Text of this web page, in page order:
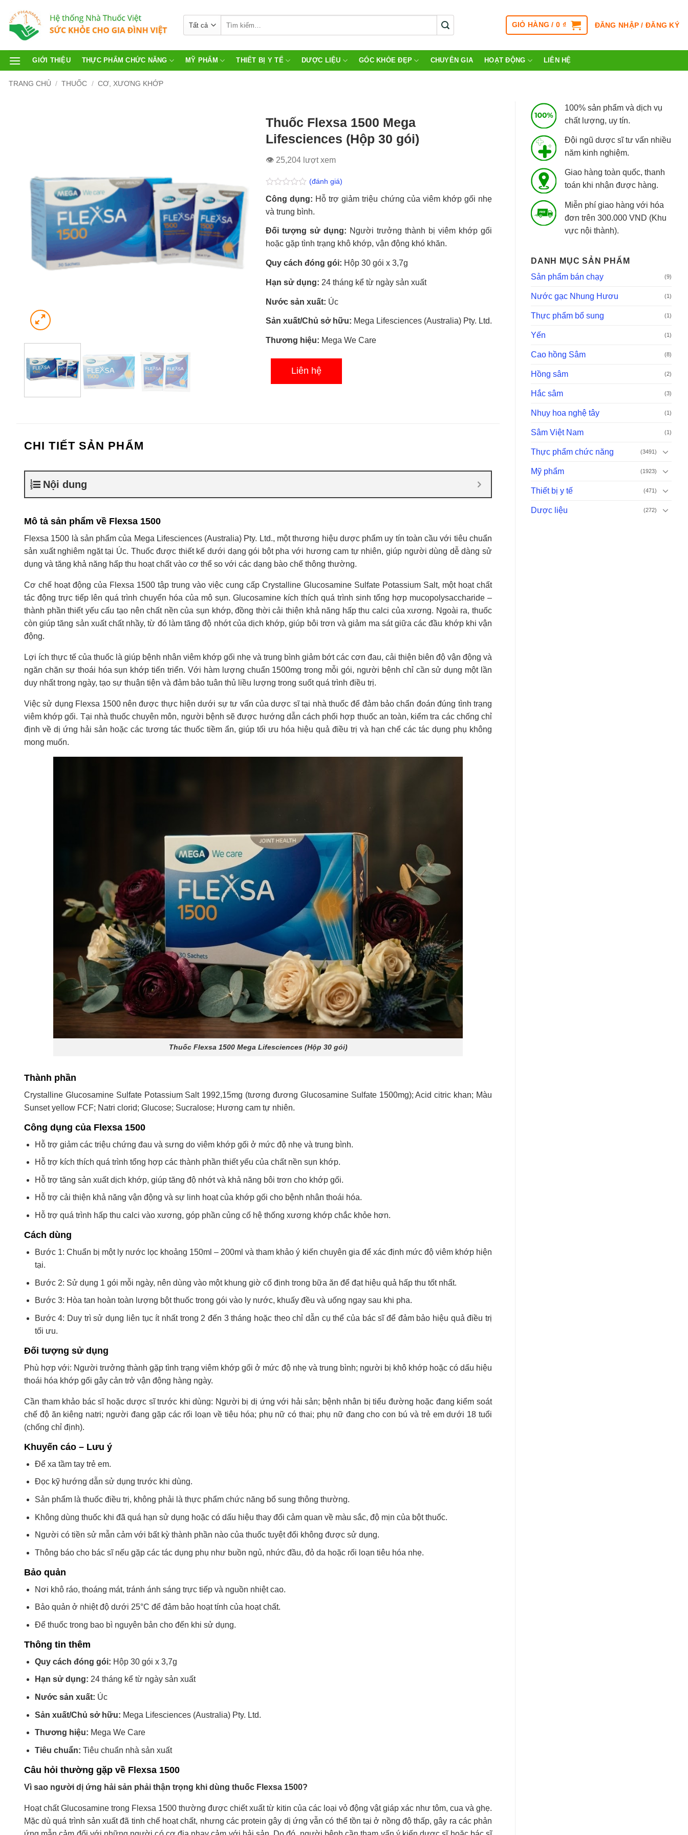
GIỎ HÀNG /0 ₫ ĐĂNG NHẬP / ĐĂNG KÝ
GIỚI THIỆU THỰC PHẨM CHỨC NĂNG MỸ PHẨM THIẾT BỊ Y TẾ DƯỢC LIỆU GÓC KHỎE ĐẸP CHUYÊN GIA HOẠT ĐỘNG LIÊN HỆ
TRANG CHỦ / THUỐC / CƠ, XƯƠNG KHỚP
100% sản phẩm và dịch vụ
chất lượng, uy tín.
Đội ngũ dược sĩ tư vấn nhiều
năm kinh nghiệm.
Giao hàng toàn quốc, thanh
toán khi nhận được hàng.
Miễn phí giao hàng với hóa
đơn trên 300.000 VND (Khu
vực nội thành).
DANH MỤC SẢN PHẨM
Sản phẩm bán chạy
(9)
Nước gạc Nhung Hươu (1)
Thực phẩm bổ sung (1)
Yến (1)
Cao hồng Sâm (8)
Hồng sâm (2)
Hắc sâm (3)
Nhụy hoa nghệ tây (1)
Sâm Việt Nam (1)
Thực phẩm chức năng (3491)
Mỹ phẩm (1923)
Thiết bị y tế (471)
Dược liệu (272)
Thuốc Flexsa 1500 Mega
Lifesciences (Hộp 30 gói)
👁 25,204 lượt xem
Được
xếp
hạng
5
sao
(đánh giá)
Công dụng: Hỗ trợ giảm triệu chứng của viêm khớp gối nhẹ
và trung bình.
Đối tượng sử dụng: Người trưởng thành bị viêm khớp gối
hoặc gặp tình trạng khô khớp, vận động khó khăn.
Quy cách đóng gói: Hộp 30 gói x 3,7g
Hạn sử dụng: 24 tháng kể từ ngày sản xuất
Nước sản xuất: Úc
Sản xuất/Chủ sở hữu: Mega Lifesciences (Australia) Pty. Ltd.
Thương hiệu: Mega We Care
Liên hệ
CHI TIẾT SẢN PHẨM
Nội dung
Mô tả sản phẩm về Flexsa 1500
Flexsa 1500 là sản phẩm của Mega Lifesciences (Australia) Pty. Ltd., một thương hiệu dược phẩm uy tín toàn cầu với tiêu chuẩn
sản xuất nghiêm ngặt tại Úc. Thuốc được thiết kế dưới dạng gói bột pha với hương cam tự nhiên, giúp người dùng dễ dàng sử
dụng và tăng khả năng hấp thu hoạt chất vào cơ thể so với các dạng bào chế thông thường.
Cơ chế hoạt động của Flexsa 1500 tập trung vào việc cung cấp Crystalline Glucosamine Sulfate Potassium Salt, một hoạt chất
tác động trực tiếp lên quá trình chuyển hóa của mô sụn. Glucosamine kích thích quá trình sinh tổng hợp mucopolysaccharide –
thành phần thiết yếu cấu tạo nên chất nền của sụn khớp, đồng thời cải thiện khả năng hấp thu calci của xương. Ngoài ra, thuốc
còn giúp tăng sản xuất chất nhầy, từ đó làm tăng độ nhớt của dịch khớp, giúp bôi trơn và giảm ma sát giữa các đầu khớp khi vận
động.
Lợi ích thực tế của thuốc là giúp bệnh nhân viêm khớp gối nhẹ và trung bình giảm bớt các cơn đau, cải thiện biên độ vận động và
ngăn chặn sự thoái hóa sụn khớp tiến triển. Với hàm lượng chuẩn 1500mg trong mỗi gói, người bệnh chỉ cần sử dụng một lần
duy nhất trong ngày, tạo sự thuận tiện và đảm bảo tuân thủ liều lượng trong suốt quá trình điều trị.
Việc sử dụng Flexsa 1500 nên được thực hiện dưới sự tư vấn của dược sĩ tại nhà thuốc để đảm bảo chẩn đoán đúng tình trạng
viêm khớp gối. Tại nhà thuốc chuyên môn, người bệnh sẽ được hướng dẫn cách phối hợp thuốc an toàn, kiểm tra các chống chỉ
định về dị ứng hải sản hoặc các tương tác thuốc tiềm ẩn, giúp tối ưu hóa hiệu quả điều trị và hạn chế các tác dụng phụ không
mong muốn.
Thuốc Flexsa 1500 Mega Lifesciences (Hộp 30 gói)
Thành phần
Crystalline Glucosamine Sulfate Potassium Salt 1992,15mg (tương đương Glucosamine Sulfate 1500mg); Acid citric khan; Màu
Sunset yellow FCF; Natri clorid; Glucose; Sucralose; Hương cam tự nhiên.
Công dụng của Flexsa 1500
Hỗ trợ giảm các triệu chứng đau và sưng do viêm khớp gối ở mức độ nhẹ và trung bình.
Hỗ trợ kích thích quá trình tổng hợp các thành phần thiết yếu của chất nền sụn khớp.
Hỗ trợ tăng sản xuất dịch khớp, giúp tăng độ nhớt và khả năng bôi trơn cho khớp gối.
Hỗ trợ cải thiện khả năng vận động và sự linh hoạt của khớp gối cho bệnh nhân thoái hóa.
Hỗ trợ quá trình hấp thu calci vào xương, góp phần củng cố hệ thống xương khớp chắc khỏe hơn.
Cách dùng
Bước 1: Chuẩn bị một ly nước lọc khoảng 150ml – 200ml và tham khảo ý kiến chuyên gia để xác định mức độ viêm khớp hiện
tại.
Bước 2: Sử dụng 1 gói mỗi ngày, nên dùng vào một khung giờ cố định trong bữa ăn để đạt hiệu quả hấp thu tốt nhất.
Bước 3: Hòa tan hoàn toàn lượng bột thuốc trong gói vào ly nước, khuấy đều và uống ngay sau khi pha.
Bước 4: Duy trì sử dụng liên tục ít nhất trong 2 đến 3 tháng hoặc theo chỉ dẫn cụ thể của bác sĩ để đảm bảo hiệu quả điều trị
tối ưu.
Đối tượng sử dụng
Phù hợp với: Người trưởng thành gặp tình trạng viêm khớp gối ở mức độ nhẹ và trung bình; người bị khô khớp hoặc có dấu hiệu
thoái hóa khớp gối gây cản trở vận động hàng ngày.
Cần tham khảo bác sĩ hoặc dược sĩ trước khi dùng: Người bị dị ứng với hải sản; bệnh nhân bị tiểu đường hoặc đang kiểm soát
chế độ ăn kiêng natri; người đang gặp các rối loạn về tiêu hóa; phụ nữ có thai; phụ nữ đang cho con bú và trẻ em dưới 18 tuổi
(chống chỉ định).
Khuyến cáo – Lưu ý
Để xa tầm tay trẻ em.
Đọc kỹ hướng dẫn sử dụng trước khi dùng.
Sản phẩm là thuốc điều trị, không phải là thực phẩm chức năng bổ sung thông thường.
Không dùng thuốc khi đã quá hạn sử dụng hoặc có dấu hiệu thay đổi cảm quan về màu sắc, độ mịn của bột thuốc.
Người có tiền sử mẫn cảm với bất kỳ thành phần nào của thuốc tuyệt đối không được sử dụng.
Thông báo cho bác sĩ nếu gặp các tác dụng phụ như buồn ngủ, nhức đầu, đỏ da hoặc rối loạn tiêu hóa nhẹ.
Bảo quản
Nơi khô ráo, thoáng mát, tránh ánh sáng trực tiếp và nguồn nhiệt cao.
Bảo quản ở nhiệt độ dưới 25°C để đảm bảo hoạt tính của hoạt chất.
Để thuốc trong bao bì nguyên bản cho đến khi sử dụng.
Thông tin thêm
Quy cách đóng gói: Hộp 30 gói x 3,7g
Hạn sử dụng: 24 tháng kể từ ngày sản xuất
Nước sản xuất: Úc
Sản xuất/Chủ sở hữu: Mega Lifesciences (Australia) Pty. Ltd.
Thương hiệu: Mega We Care
Tiêu chuẩn: Tiêu chuẩn nhà sản xuất
Câu hỏi thường gặp về Flexsa 1500
Vì sao người dị ứng hải sản phải thận trọng khi dùng thuốc Flexsa 1500?
Hoạt chất Glucosamine trong Flexsa 1500 thường được chiết xuất từ kitin của các loại vỏ động vật giáp xác như tôm, cua và ghẹ.
Mặc dù quá trình sản xuất đã tinh chế hoạt chất, nhưng các protein gây dị ứng vẫn có thể tồn tại ở nồng độ thấp, gây ra các phản